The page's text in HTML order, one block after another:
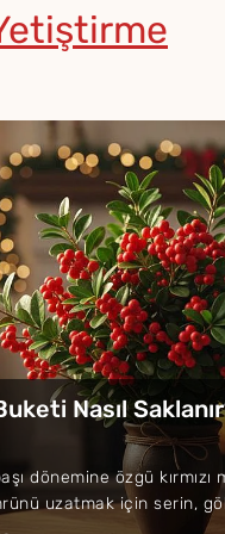
Nasıl
dönemine özgü
uzatmak için serin,